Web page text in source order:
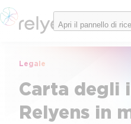
Vai
al
Apri il pannello di
Legale
Carta degli
Relyens in